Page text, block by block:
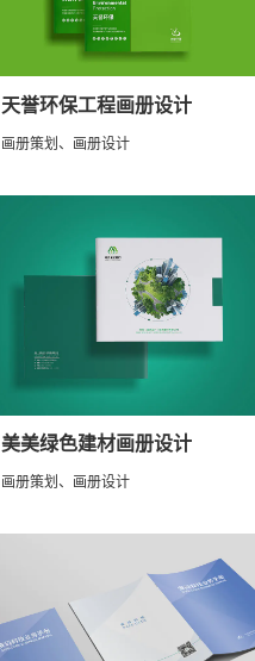
天誉环保工程画册设计
画册策划、画册设计
美美绿色建材画册设计
画册策划、画册设计